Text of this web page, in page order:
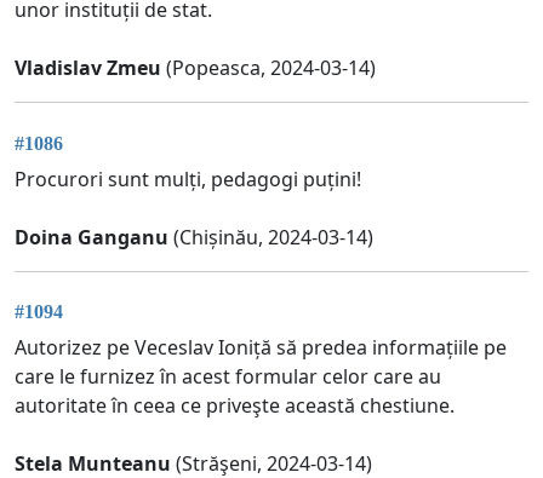
unor instituții de stat.
Vladislav Zmeu (Popeasca, 2024-03-14)
#1086
Procurori sunt mulți, pedagogi puțini!
Doina Ganganu (Chișinău, 2024-03-14)
#1094
Autorizez pe Veceslav Ioniță să predea informațiile pe
care le furnizez în acest formular celor care au
autoritate în ceea ce priveşte această chestiune.
Stela Munteanu (Străşeni, 2024-03-14)